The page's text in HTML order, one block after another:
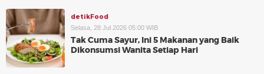
detikFood
Selasa, 28 Jul 2026 05:00 WIB
Tak Cuma Sayur, Ini 5 Makanan yang Baik
Dikonsumsi Wanita Setiap Hari